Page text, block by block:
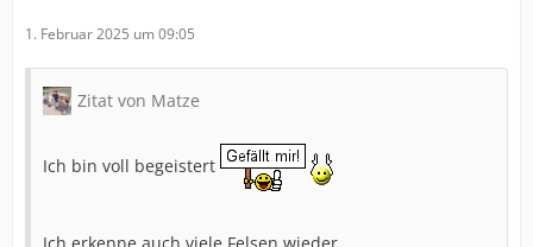
1. Februar 2025 um 09:05
Zitat von Matze
Ich bin voll begeistert